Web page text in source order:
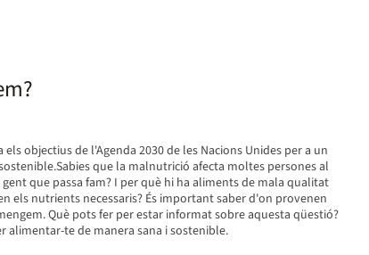
els objectius de l'Agenda 2030 de les Nacions Unides per a un
que la malnutrició afecta moltes persones al
que passa fam? I per què hi ha aliments de mala qualitat
els nutrients necessaris? És important saber d'on provenen
Què pots fer per estar informat sobre aquesta qüestió?
alimentar-te de manera sana i sostenible.